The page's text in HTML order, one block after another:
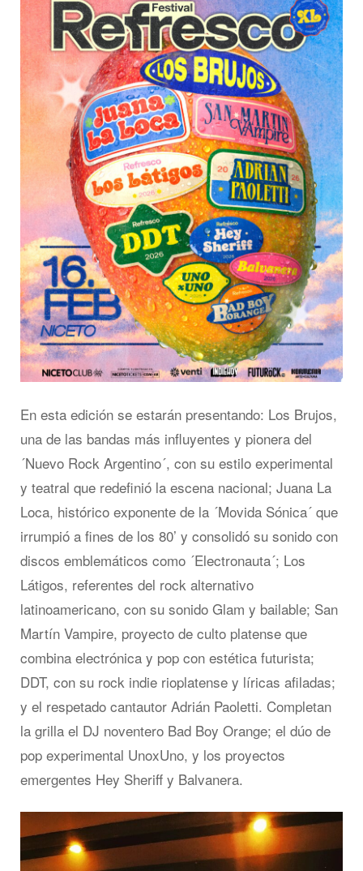
En esta edición se estarán presentando: Los Brujos,
una de las bandas más influyentes y pionera del
´Nuevo Rock Argentino´, con su estilo experimental
y teatral que redefinió la escena nacional; Juana La
Loca, histórico exponente de la ´Movida Sónica´ que
irrumpió a fines de los 80’ y consolidó su sonido con
discos emblemáticos como ´Electronauta´; Los
Látigos, referentes del rock alternativo
latinoamericano, con su sonido Glam y bailable; San
Martín Vampire, proyecto de culto platense que
combina electrónica y pop con estética futurista;
DDT, con su rock indie rioplatense y líricas afiladas;
y el respetado cantautor Adrián Paoletti. Completan
la grilla el DJ noventero Bad Boy Orange; el dúo de
pop experimental UnoxUno, y los proyectos
emergentes Hey Sheriff y Balvanera.